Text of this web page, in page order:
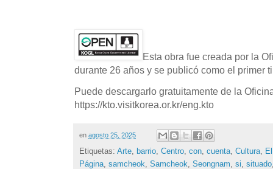
Esta obra fue creada por la
durante 26 años y se publicó como el primer
Puede descargarlo gratuitamente de la
https://kto.visitkorea.or.kr/eng.kto
en agosto 25, 2025
Etiquetas: Arte, barrio, Centro, con, cuenta, Cultura, El
Página, samcheok, Samcheok, Seongnam, si, situado